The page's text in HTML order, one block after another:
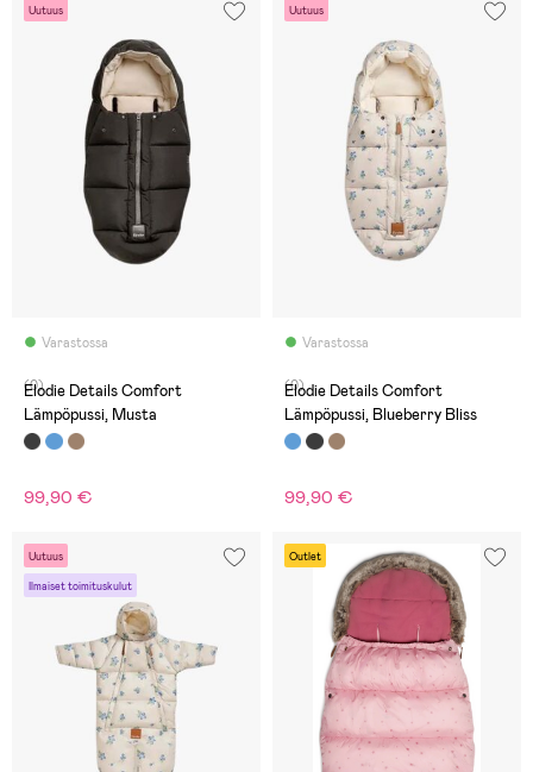
Uutuus
Varastossa
(0)
Elodie Details Comfort
Lämpöpussi, Musta
99,90 €
Uutuus
Varastossa
(0)
Elodie Details Comfort
Lämpöpussi, Blueberry Bliss
99,90 €
Uutuus
Ilmaiset toimituskulut
Outlet